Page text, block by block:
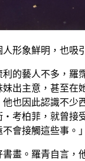
形象鮮明，也吸
的藝人不多，羅
出主意，甚至在
也因此認識不少
考柏菲，就曾接
會接觸這些事。」
書畫。羅青自言，